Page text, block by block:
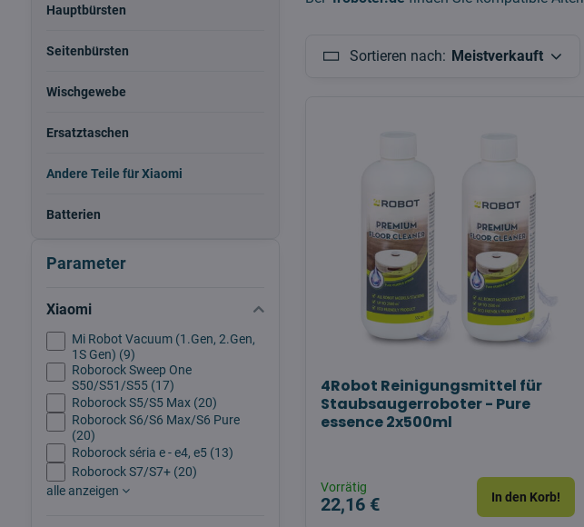
Sortieren nach: Meistverkauft
4Robot Reinigungsmittel für
Staubsaugerroboter - Pure
essence 2x500ml
Vorrätig
22,16 € In den Korb!
Parameter
Xiaomi
Mi Robot Vacuum (1.Gen, 2.Gen,
1S Gen) (9)
Roborock Sweep One
S50/S51/S55 (17)
Roborock S5/S5 Max (20)
Roborock S6/S6 Max/S6 Pure
(20)
Roborock séria e - e4, e5 (13)
Roborock S7/S7+ (20)
alle anzeigen
Hauptbürsten
Seitenbürsten
Wischgewebe
Ersatztaschen
Andere Teile für Xiaomi
Batterien